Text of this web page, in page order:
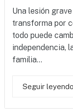
Una lesión
transforma por
todo puede
independencia,
familia...
Seguir leyendo